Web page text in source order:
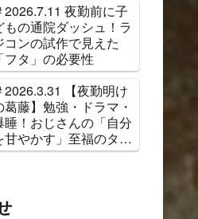
2026.7.11 夜勤前に子
もの通院ダッシュ！ラ
コンの試作で見えた
「フタ」の必要性
2026.3.31 【夜勤明け
葛藤】勉強・ドラマ・
睡！おじさんの「自分
甘やかす」至福のタイ
スケジュール